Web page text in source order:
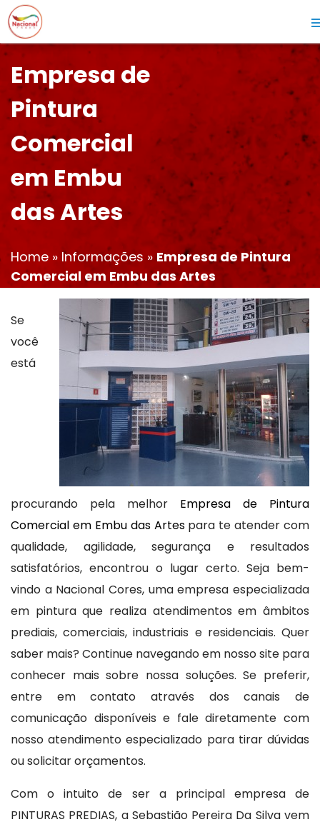
Empresa de
Pintura
Comercial
em Embu
das Artes
Home » Informações » Empresa de Pintura
Comercial em Embu das Artes
Se
você
está
procurando pela melhor Empresa de Pintura
Comercial em Embu das Artespara te atender com
qualidade, agilidade, segurança e resultados
satisfatórios, encontrou o lugar certo. Seja bem-
vindo a Nacional Cores, uma empresa especializada
em pintura que realiza atendimentos em âmbitos
prediais, comerciais, industriais e residenciais. Quer
saber mais? Continue navegando em nosso site para
conhecer mais sobre nossa soluções. Se preferir,
entre em contato através dos canais de
comunicação disponíveis e fale diretamente com
nosso atendimento especializado para tirar dúvidas
ou solicitar orçamentos.
Com o intuito de ser a principal empresa de
PINTURAS PREDIAS, a Sebastião Pereira Da Silva vem